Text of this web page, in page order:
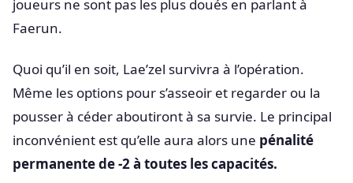
joueurs ne sont pas les plus doués en parlant à
Faerun.
Quoi qu’il en soit, Lae’zel survivra à l’opération.
Même les options pour s’asseoir et regarder ou la
pousser à céder aboutiront à sa survie. Le principal
inconvénient est qu’elle aura alors une pénalité
permanente de -2 à toutes les capacités.